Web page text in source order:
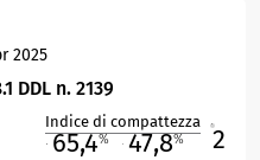
2025
DDL n. 2139
Indice di compattezza
65,4% 47,8% 2